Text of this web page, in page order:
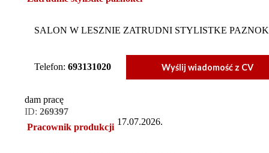
SALON W LESZNIE ZATRUDNI STYLISTKE
Telefon: 693131020 Wyślij wiadomość z CV
dam pracę
ID: 269397
Pracownik produkcji
17.07.2026.